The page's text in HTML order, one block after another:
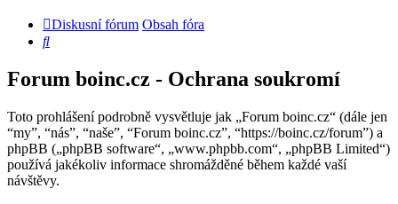
Diskusní fórum Obsah fóra
Hledat
Forum boinc.cz - Ochrana soukromí
Toto prohlášení podrobně vysvětluje jak „Forum boinc.cz“ (dále jen
“my”, “nás”, “naše”, “Forum boinc.cz”, “https://boinc.cz/forum”) a
phpBB („phpBB software“, „www.phpbb.com“, „phpBB Limited“)
používá jakékoliv informace shromážděné během každé vaší
návštěvy.